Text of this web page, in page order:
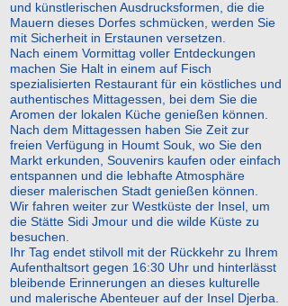
und künstlerischen Ausdrucksformen, die die
Mauern dieses Dorfes schmücken, werden Sie
mit Sicherheit in Erstaunen versetzen.
Nach einem Vormittag voller Entdeckungen
machen Sie Halt in einem auf Fisch
spezialisierten Restaurant für ein köstliches und
authentisches Mittagessen, bei dem Sie die
Aromen der lokalen Küche genießen können.
Nach dem Mittagessen haben Sie Zeit zur
freien Verfügung in Houmt Souk, wo Sie den
Markt erkunden, Souvenirs kaufen oder einfach
entspannen und die lebhafte Atmosphäre
dieser malerischen Stadt genießen können.
Wir fahren weiter zur Westküste der Insel, um
die Stätte Sidi Jmour und die wilde Küste zu
besuchen.
Ihr Tag endet stilvoll mit der Rückkehr zu Ihrem
Aufenthaltsort gegen 16:30 Uhr und hinterlässt
bleibende Erinnerungen an dieses kulturelle
und malerische Abenteuer auf der Insel Djerba.